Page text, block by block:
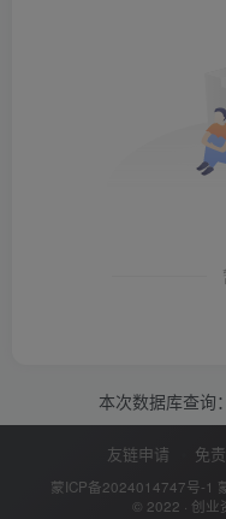
本次数据库查询
友链申请 免
蒙ICP备2024014747号-1
© 2022 · 创业